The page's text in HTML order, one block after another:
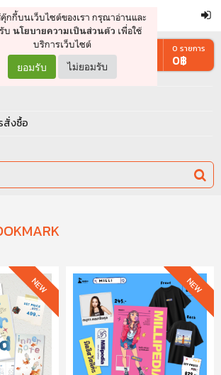
ดำเนินการต่อ
STORE
คุ๊กกี้บนเว็บไซต์ของเรา กรุณาอ่านและ
บ นโยบายความเป็นส่วนตัว เพื่อใช้
บริการเว็บไซต์
ยอมรับ ไม่ยอมรับ
สั่งซื้อ
0 รายการ
0฿
NEW NEW